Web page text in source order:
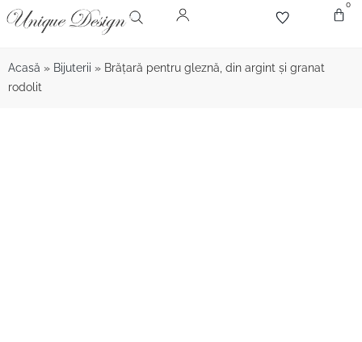
0
Acasă » Bijuterii » Brăţară pentru gleznă, din argint şi granat
rodolit